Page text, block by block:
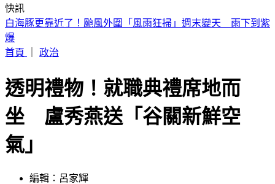
快訊
南港瑪莎拉蒂撞路邊車輛！駕駛肇逃留「喪屍菸彈」
首頁
透明禮物！就職典禮席地而
坐 盧秀燕送「谷關新鮮空
氣」
發佈時間：2018.12.25 13:00